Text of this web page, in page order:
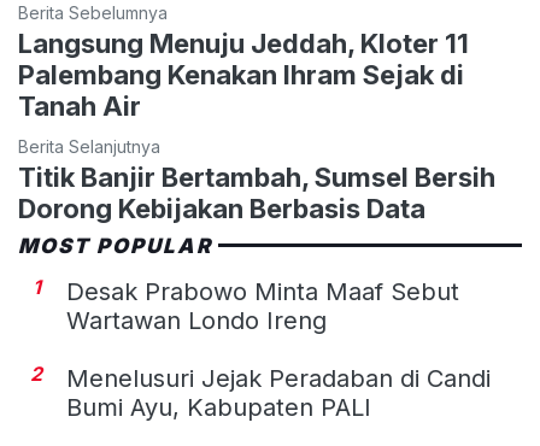
Berita Sebelumnya
Langsung Menuju Jeddah, Kloter 11
Palembang Kenakan Ihram Sejak di
Tanah Air
Berita Selanjutnya
Titik Banjir Bertambah, Sumsel Bersih
Dorong Kebijakan Berbasis Data
MOST POPULAR
1
Desak Prabowo Minta Maaf Sebut
Wartawan Londo Ireng
2
Menelusuri Jejak Peradaban di Candi
Bumi Ayu, Kabupaten PALI